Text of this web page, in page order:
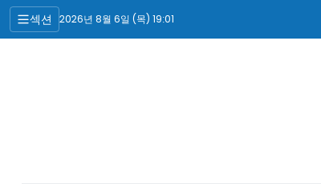
섹션 2026년 8월 6일 (목) 19:01